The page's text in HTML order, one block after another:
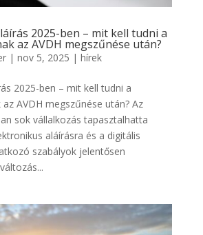
2025-ben – mit kell tudni a
az AVDH megszűnése után?
| nov 5, 2025 | hírek
2025-ben – mit kell tudni a
AVDH megszűnése után? Az
sok vállalkozás tapasztalhatta
aláírásra és a digitális
szabályok jelentősen